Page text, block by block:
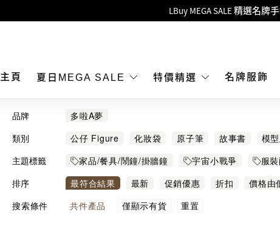
Goyard Hobo / Hobo Mini人氣限
MOKO 1樓175號鋪旗艦店特設名牌
LBuy獲香港知識產權署頒發
LBuy MEGA SALE 精選名
主頁 夏日MEGA SALE 特價精選 名牌服飾
品牌
多啦A夢
類別
公仔 Figure 化妝袋 原子筆 故事書 模
鎖匙扣
餐具
主題標籤
家品/餐具/鬧鐘/掛牆鐘 宇宙小戰爭 服
排序
最符合結果 最新 促銷優惠 折扣 價格由
搜索條件
共件產品 僅顯示有貨 重置